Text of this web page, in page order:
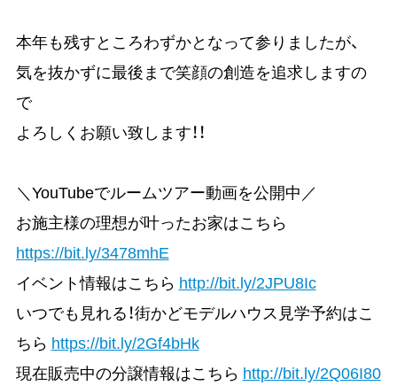
本年も残すところわずかとなって参りましたが、
気を抜かずに最後まで笑顔の創造を追求しますの
で
よろしくお願い致します！！
＼YouTubeでルームツアー動画を公開中／
お施主様の理想が叶ったお家はこちら
https://bit.ly/3478mhE
イベント情報はこちら http://bit.ly/2JPU8Ic
いつでも見れる！街かどモデルハウス見学予約はこ
ちら https://bit.ly/2Gf4bHk
現在販売中の分譲情報はこちら http://bit.ly/2Q06I80